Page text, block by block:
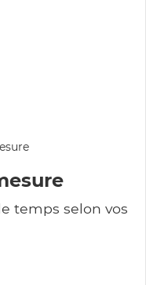
temps selon vos